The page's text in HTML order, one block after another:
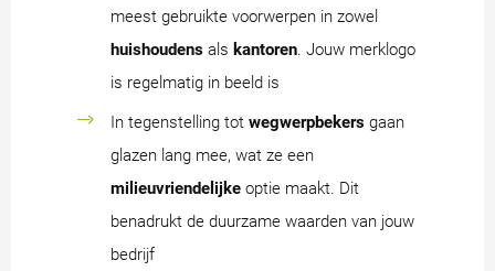
meest gebruikte voorwerpen in zowel
huishoudens als kantoren. Jouw merklogo
is regelmatig in beeld is
In tegenstelling tot wegwerpbekers gaan
glazen lang mee, wat ze een
milieuvriendelijke optie maakt. Dit
benadrukt de duurzame waarden van jouw
bedrijf